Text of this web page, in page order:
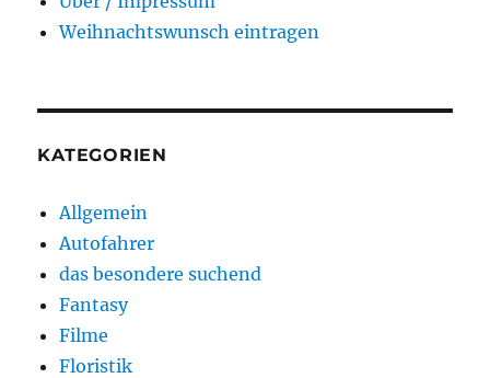
Weihnachtswunsch eintragen
KATEGORIEN
Allgemein
Autofahrer
das besondere suchend
Fantasy
Filme
Floristik